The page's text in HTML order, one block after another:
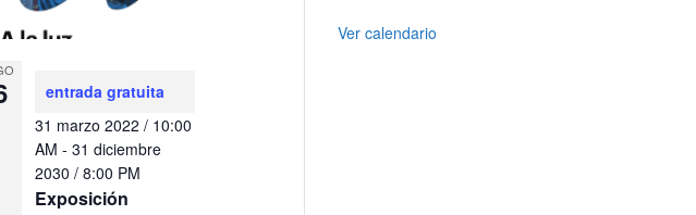
Exposición
31 marzo 2022 / 10:00
AM -31 diciembre
2030 / 8:00 PM
entrada gratuita
Ver calendario